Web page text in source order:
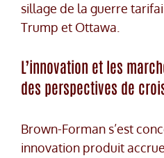
sillage de la guerre
Trump et Ottawa.
L’innovation et les
des perspectives de
Brown-Forman s’est
innovation produit